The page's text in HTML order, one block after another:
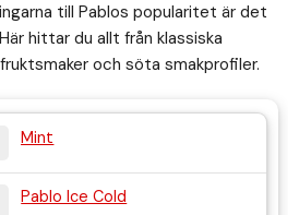
till Pablos popularitet är det
hittar du allt från klassiska
och söta smakprofiler.
Mint
Pablo Ice Cold